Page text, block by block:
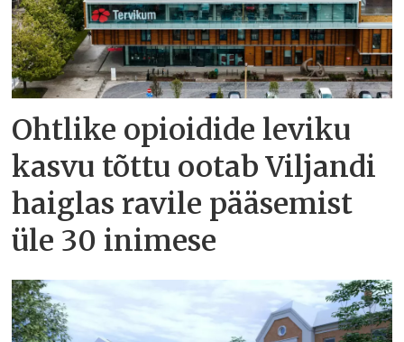
Ohtlike opioidide leviku
kasvu tõttu ootab Viljandi
haiglas ravile pääsemist
üle 30 inimese